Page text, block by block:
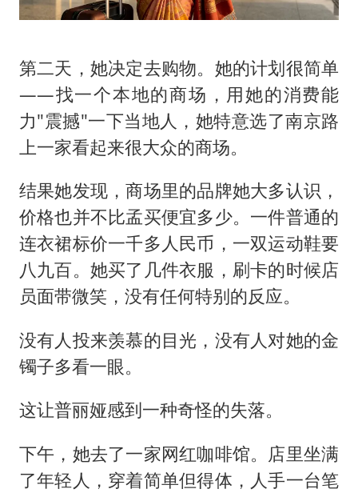
第二天，她决定去购物。她的计划很简单
——找一个本地的商场，用她的消费能
力"震撼"一下当地人，她特意选了南京路
上一家看起来很大众的商场。
结果她发现，商场里的品牌她大多认识，
价格也并不比孟买便宜多少。一件普通的
连衣裙标价一千多人民币，一双运动鞋要
八九百。她买了几件衣服，刷卡的时候店
员面带微笑，没有任何特别的反应。
没有人投来羡慕的目光，没有人对她的金
镯子多看一眼。
这让普丽娅感到一种奇怪的失落。
下午，她去了一家网红咖啡馆。店里坐满
了年轻人，穿着简单但得体，人手一台笔